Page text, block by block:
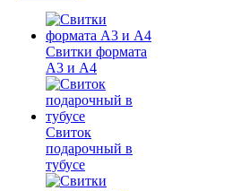
Свитки формата
А3 и А4
Свиток
подарочный в
тубусе